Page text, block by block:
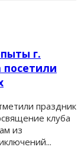
г.
праздник
клуба
из